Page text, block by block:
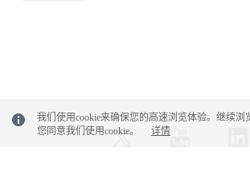
我们使用cookie来确保您的高速浏览体验。继续浏
您同意我们使用cookie。
详情